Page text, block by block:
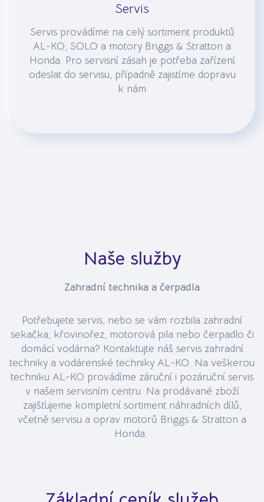
Servis
Servis provádíme na celý sortiment produktů
AL-KO, SOLO a motory Briggs & Stratton a
Honda. Pro servisní zásah je potřeba zařízení
odeslat do servisu, případně zajistíme dopravu
k nám
Naše služby
Zahradní technika a čerpadla
Potřebujete servis, nebo se vám rozbila zahradní
sekačka, křovinořez, motorová pila nebo čerpadlo či
domácí vodárna? Kontaktujte náš servis zahradní
techniky a vodárenské techniky AL-KO. Na veškerou
techniku AL-KO provádíme záruční i pozáruční servis
v našem servisním centru. Na prodávané zboží
zajišťujeme kompletní sortiment náhradních dílů,
včetně servisu a oprav motorů Briggs & Stratton a
Honda.